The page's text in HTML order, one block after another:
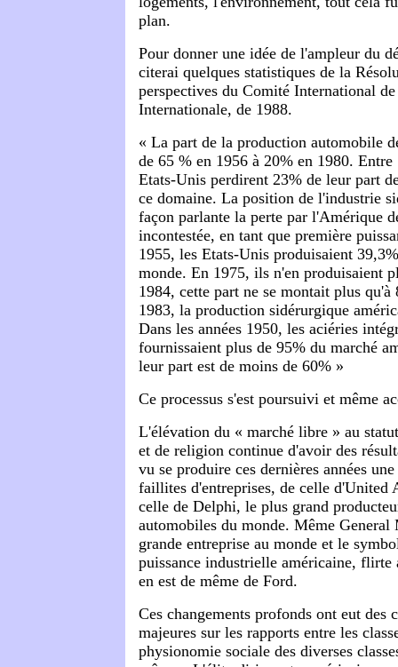
plan.
Pour donner une idée de l'ampleur du
citerai quelques statistiques de la
perspectives du Comité International
Internationale, de 1988.
« La part de la production automobile
de 65 % en 1956 à 20% en 1980.
Etats-Unis perdirent 23% de leur part
ce domaine. La position de l'industrie
façon parlante la perte par l'Amérique
incontestée, en tant que première
1955, les Etats-Unis produisaient
monde. En 1975, ils n'en produisaient
1984, cette part ne se montait plus
1983, la production sidérurgique
Dans les années 1950, les aciéries
fournissaient plus de 95% du marché
leur part est de moins de 60% »
Ce processus s'est poursuivi et même
L'élévation du « marché libre » au
et de religion continue d'avoir des
vu se produire ces dernières années
faillites d'entreprises, de celle d'United
celle de Delphi, le plus grand
automobiles du monde. Même
grande entreprise au monde et le
puissance industrielle américaine,
en est de même de Ford.
Ces changements profonds ont eut des
majeures sur les rapports entre les
physionomie sociale des diverses